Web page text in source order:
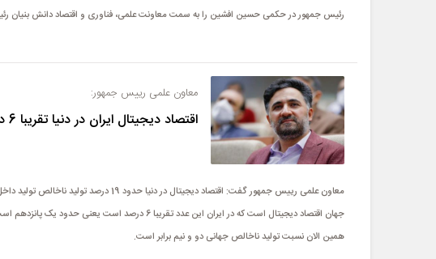
رئیس جمهور در حکمی حسین افشین را به سمت معاونت علمی، فناوری و اقتصاد دانش بنیان
معاون علمی رییس جمهور:
اقتصاد دیجیتال ایران در دنیا تقریبا 6 درصد است
معاون علمی رییس جمهور گفت: اقتصاد دیجیتال در
جهان اقتصاد دیجیتال است که در ایران این عدد تقریبا 6
همین الان نسبت تولید ناخالص جهانی دو و نیم برابر است.